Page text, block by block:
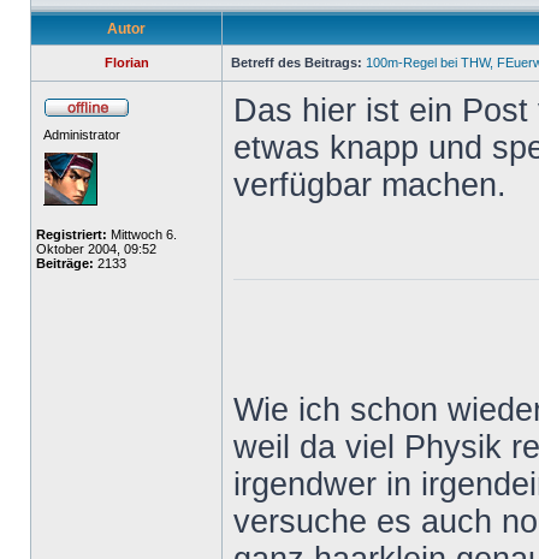
Autor
Florian Betreff des Beitrags: 100m-Regel bei THW,
Administrator
Registriert: Mittwoch 6.
Oktober 2004, 09:52
Beiträge: 2133
Das hier ist ein
etwas knapp und
verfügbar machen.
Wie ich schon
weil da viel Physik
irgendwer in
versuche es auch